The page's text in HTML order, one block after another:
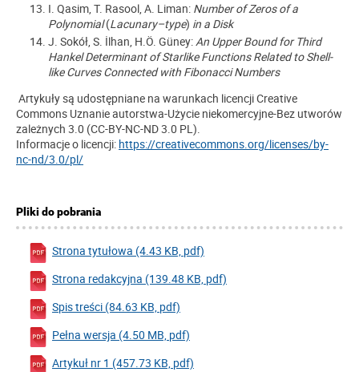
I. Qasim, T. Rasool, A. Liman: Number of Zeros of a
Polynomial(Lacunary–type) in a Disk
J. Sokół, S. İlhan, H.Ö. Güney:An Upper Bound for Third
Hankel Determinant of Starlike Functions Related to Shell-
like Curves Connected with Fibonacci Numbers
Artykuły są udostępniane na warunkach licencji Creative
Commons Uznanie autorstwa-Użycie niekomercyjne-Bez utworów
zależnych 3.0 (CC-BY-NC-ND 3.0 PL).
Informacje o licencji: https://creativecommons.org/licenses/by-
nc-nd/3.0/pl/
Pliki do pobrania
Strona tytułowa (4.43 KB, pdf)
Strona redakcyjna (139.48 KB, pdf)
Spis treści (84.63 KB, pdf)
Pełna wersja (4.50 MB, pdf)
Artykuł nr 1 (457.73 KB, pdf)